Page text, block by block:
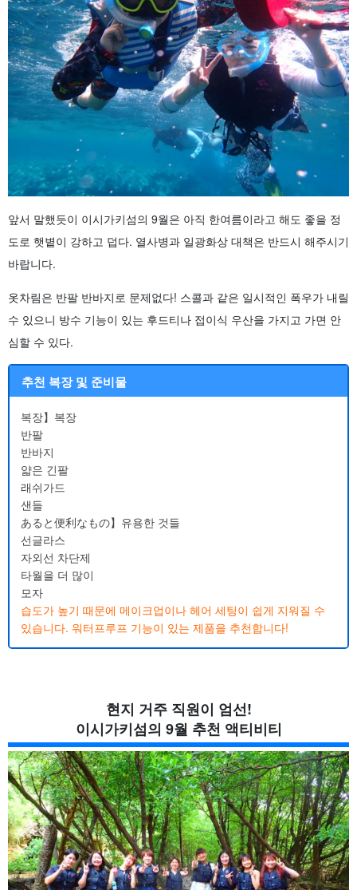
앞서 말했듯이 이시가키섬의 9월은 아직 한여름이라고 해도 좋을 정
도로 햇볕이 강하고 덥다. 열사병과 일광화상 대책은 반드시 해주시기
바랍니다.
옷차림은 반팔 반바지로 문제없다! 스콜과 같은 일시적인 폭우가 내릴
수 있으니 방수 기능이 있는 후드티나 접이식 우산을 가지고 가면 안
심할 수 있다.
추천 복장 및 준비물
복장】복장
반팔
반바지
얇은 긴팔
래쉬가드
샌들
あると便利なもの】유용한 것들
선글라스
자외선 차단제
타월을 더 많이
모자
습도가 높기 때문에 메이크업이나 헤어 세팅이 쉽게 지워질 수
있습니다. 워터프루프 기능이 있는 제품을 추천합니다!
현지 거주 직원이 엄선!
이시가키섬의 9월 추천 액티비티